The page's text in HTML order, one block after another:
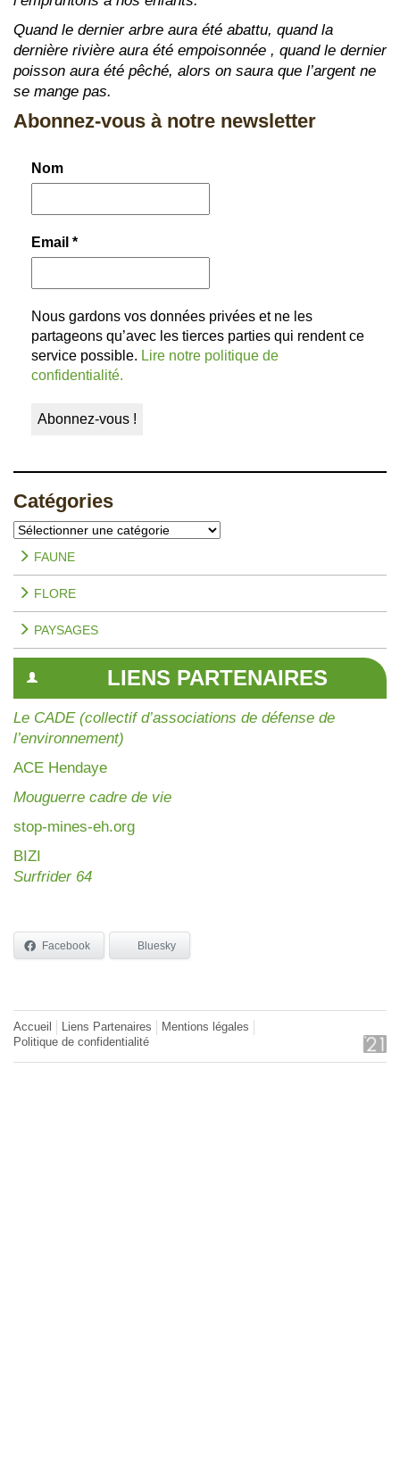
Quand le dernier arbre aura été abattu, quand la
dernière rivière aura été empoisonnée , quand le dernier
poisson aura été pêché, alors on saura que l’argent ne
se mange pas.
Abonnez-vous à notre newsletter
Nom
Email *
Nous gardons vos données privées et ne les
partageons qu’avec les tierces parties qui rendent ce
service possible. Lire notre politique de
confidentialité.
Catégories
Catégories
FAUNE
FLORE
PAYSAGES
LIENS PARTENAIRES
Le CADE (collectif d’associations de défense de
l’environnement)
ACE Hendaye
Mouguerre cadre de vie
stop-mines-eh.org
BIZI
Surfrider 64
Facebook Bluesky
Accueil Liens Partenaires
Mentions légales
Politique de confidentialité